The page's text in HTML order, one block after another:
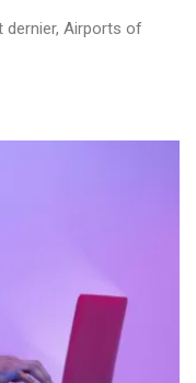
dernier, Airports of